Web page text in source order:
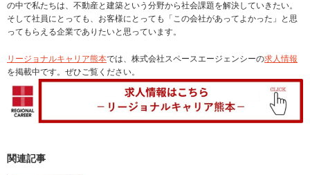
の中で私たちは、不動産と建築という分野から社会課題を解決していきたい。
そして社員にとっても、お客様にとっても「この会社があってよかった」と思
ってもらえる企業でありたいと思っています。
リージョナルキャリア熊本では、株式会社スペースエージェンシーの求人情報
を掲載中です。ぜひご覧ください。
関連記事